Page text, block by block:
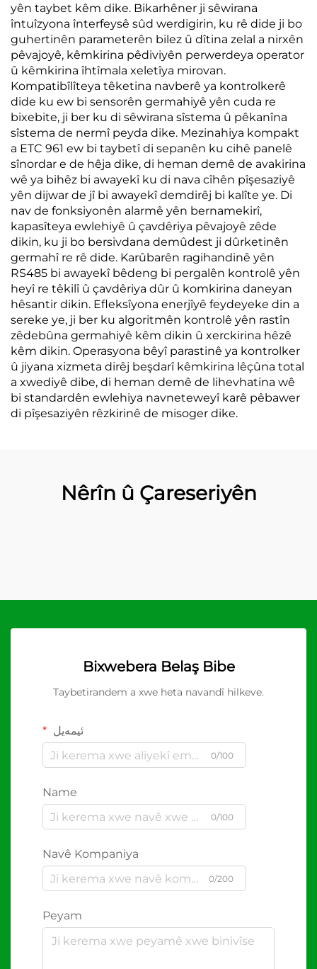
yên taybet kêm dike. Bikarhêner ji sêwirana
întuîzyona înterfeysê sûd werdigirin, ku rê dide ji bo
guhertinên parameterên bilez û dîtina zelal a nirxên
pêvajoyê, kêmkirina pêdiviyên perwerdeya operator
û kêmkirina îhtîmala xeletîya mirovan.
Kompatibîlîteya têketina navberê ya kontrolkerê
dide ku ew bi sensorên germahiyê yên cuda re
bixebite, ji ber ku di sêwirana sîstema û pêkanîna
sîstema de nermî peyda dike. Mezinahiya kompakt
a ETC 961 ew bi taybetî di sepanên ku cihê panelê
sînordar e de hêja dike, di heman demê de avakirina
wê ya bihêz bi awayekî ku di nava cîhên pîşesaziyê
yên dijwar de jî bi awayekî demdirêj bi kalîte ye. Di
nav de fonksiyonên alarmê yên bernamekirî,
kapasîteya ewlehiyê û çavdêriya pêvajoyê zêde
dikin, ku ji bo bersivdana demûdest ji dûrketinên
germahî re rê dide. Karûbarên ragihandinê yên
RS485 bi awayekî bêdeng bi pergalên kontrolê yên
heyî re têkilî û çavdêriya dûr û komkirina daneyan
hêsantir dikin. Efleksîyona enerjîyê feydeyeke din a
sereke ye, ji ber ku algoritmên kontrolê yên rastîn
zêdebûna germahiyê kêm dikin û xerckirina hêzê
kêm dikin. Operasyona bêyî parastinê ya kontrolker
û jiyana xizmeta dirêj beşdarî kêmkirina lêçûna total
a xwediyê dibe, di heman demê de lihevhatina wê
bi standardên ewlehiya navneteweyî karê pêbawer
di pîşesaziyên rêzkirinê de misoger dike.
Nêrîn û Çareseriyên
Bixwebera Belaş Bibe
Taybetirandem a xwe heta navandî hilkeve.
ئیمەیل
0/100
Name
0/100
Navê Kompaniya
0/200
Peyam